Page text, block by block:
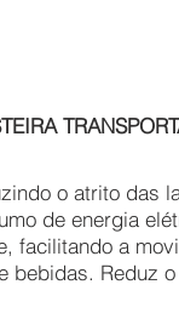
o atrito das
de energia
facilitando a
bebidas. Reduz